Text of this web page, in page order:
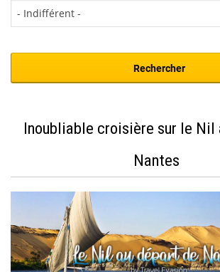
Inoubliable croisière sur le Nil
Nantes